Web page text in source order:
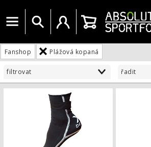
Menu Vyhledat Uživatelský účet
Košík
Fanshop Plážová kopaná
filtrovat řadit